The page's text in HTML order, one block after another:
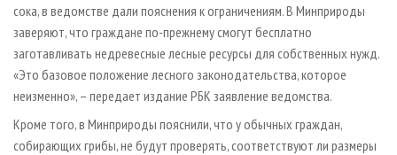
БИОЭНЕРГЕТИКА
ЦБП
ИНСТРУМЕНТ И МАТЕРИАЛЫ
RUSSIAN FORESTRY REVIEW
ГАЗЕТА ЛЕСПРОМФОРУМ
БИБЛИОТЕКА СПЕЦИАЛИСТА
сока, в ведомстве дали пояснения к ограничениям. В Минприроды
заверяют, что граждане по-прежнему смогут бесплатно
заготавливать недревесные лесные ресурсы для собственных нужд.
«Это базовое положение лесного законодательства, которое
неизменно», – передает издание РБК заявление ведомства.
Кроме того, в Минприроды пояснили, что у обычных граждан,
собирающих грибы, не будут проверять, соответствуют ли размеры